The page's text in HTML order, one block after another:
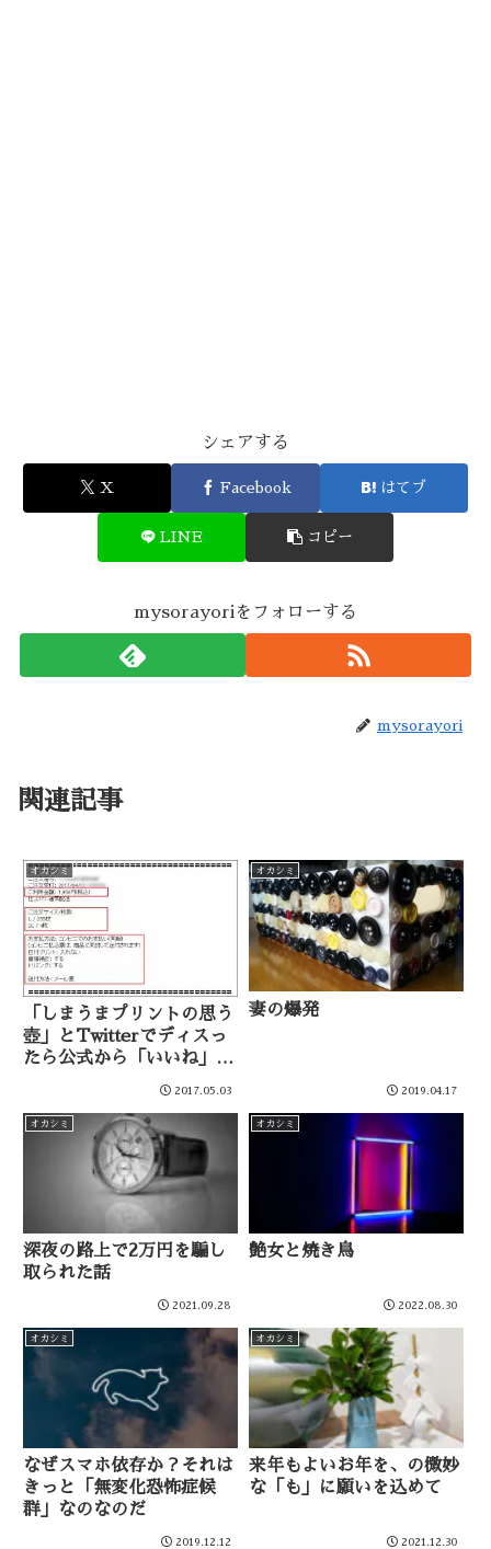
シェアする
X Facebook はてブ
LINE コピー
mysorayoriをフォローする
mysorayori
関連記事
オカシミ
「しまうまプリントの思う
壺」とTwitterでディスっ
たら公式から「いいね」が
2017.05.03
オカシミ
妻の爆発
2019.04.17
オカシミ
深夜の路上で2万円を騙し
取られた話
2021.09.28
オカシミ
艶女と焼き鳥
2022.08.30
オカシミ
なぜスマホ依存か？それは
きっと「無変化恐怖症候
群」なのなのだ
2019.12.12
オカシミ
来年もよいお年を、の微妙
な「も」に願いを込めて
2021.12.30